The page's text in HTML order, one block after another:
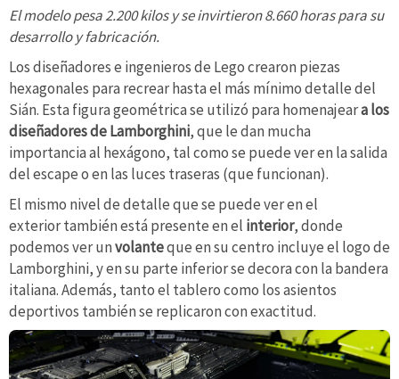
El modelo pesa 2.200 kilos y se invirtieron 8.660 horas para su
desarrollo y fabricación.
Los diseñadores e ingenieros de Lego crearon piezas
hexagonales para recrear hasta el más mínimo detalle del
Sián. Esta figura geométrica se utilizó para homenajeara los
diseñadores de Lamborghini, que le dan mucha
importancia al hexágono, tal como se puede ver en la salida
del escape o en las luces traseras (que funcionan).
El mismo nivel de detalle que se puede ver en el
exterior también está presente en el interior, donde
podemos ver unvolanteque en su centro incluye el logo de
Lamborghini, y en su parte inferior se decora con la bandera
italiana. Además, tanto el tablero como los asientos
deportivos también se replicaron con exactitud.